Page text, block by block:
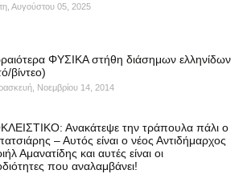
Αυγούστου 05, 2025
ΦΥΣΙΚΑ στήθη διάσημων ελληνίδων
βίντεο)
Νοεμβρίου 14, 2014
Ανακάτεψε την τράπουλα πάλι ο
– Αυτός είναι ο νέος Αντιδήμαρχος
Αμανατίδης και αυτές είναι οι
που αναλαμβάνει!